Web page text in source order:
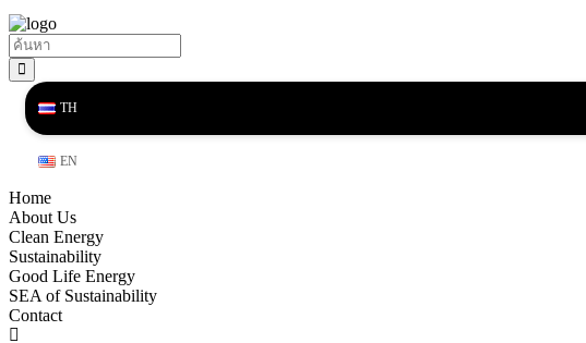
TH
EN
Home
About Us
Clean Energy
Sustainability
Good Life Energy
SEA of Sustainability
Contact